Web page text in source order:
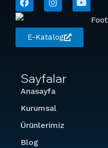
E-Katalog
Sayfalar
Anasayfa
Kurumsal
Ürünlerimiz
Blog